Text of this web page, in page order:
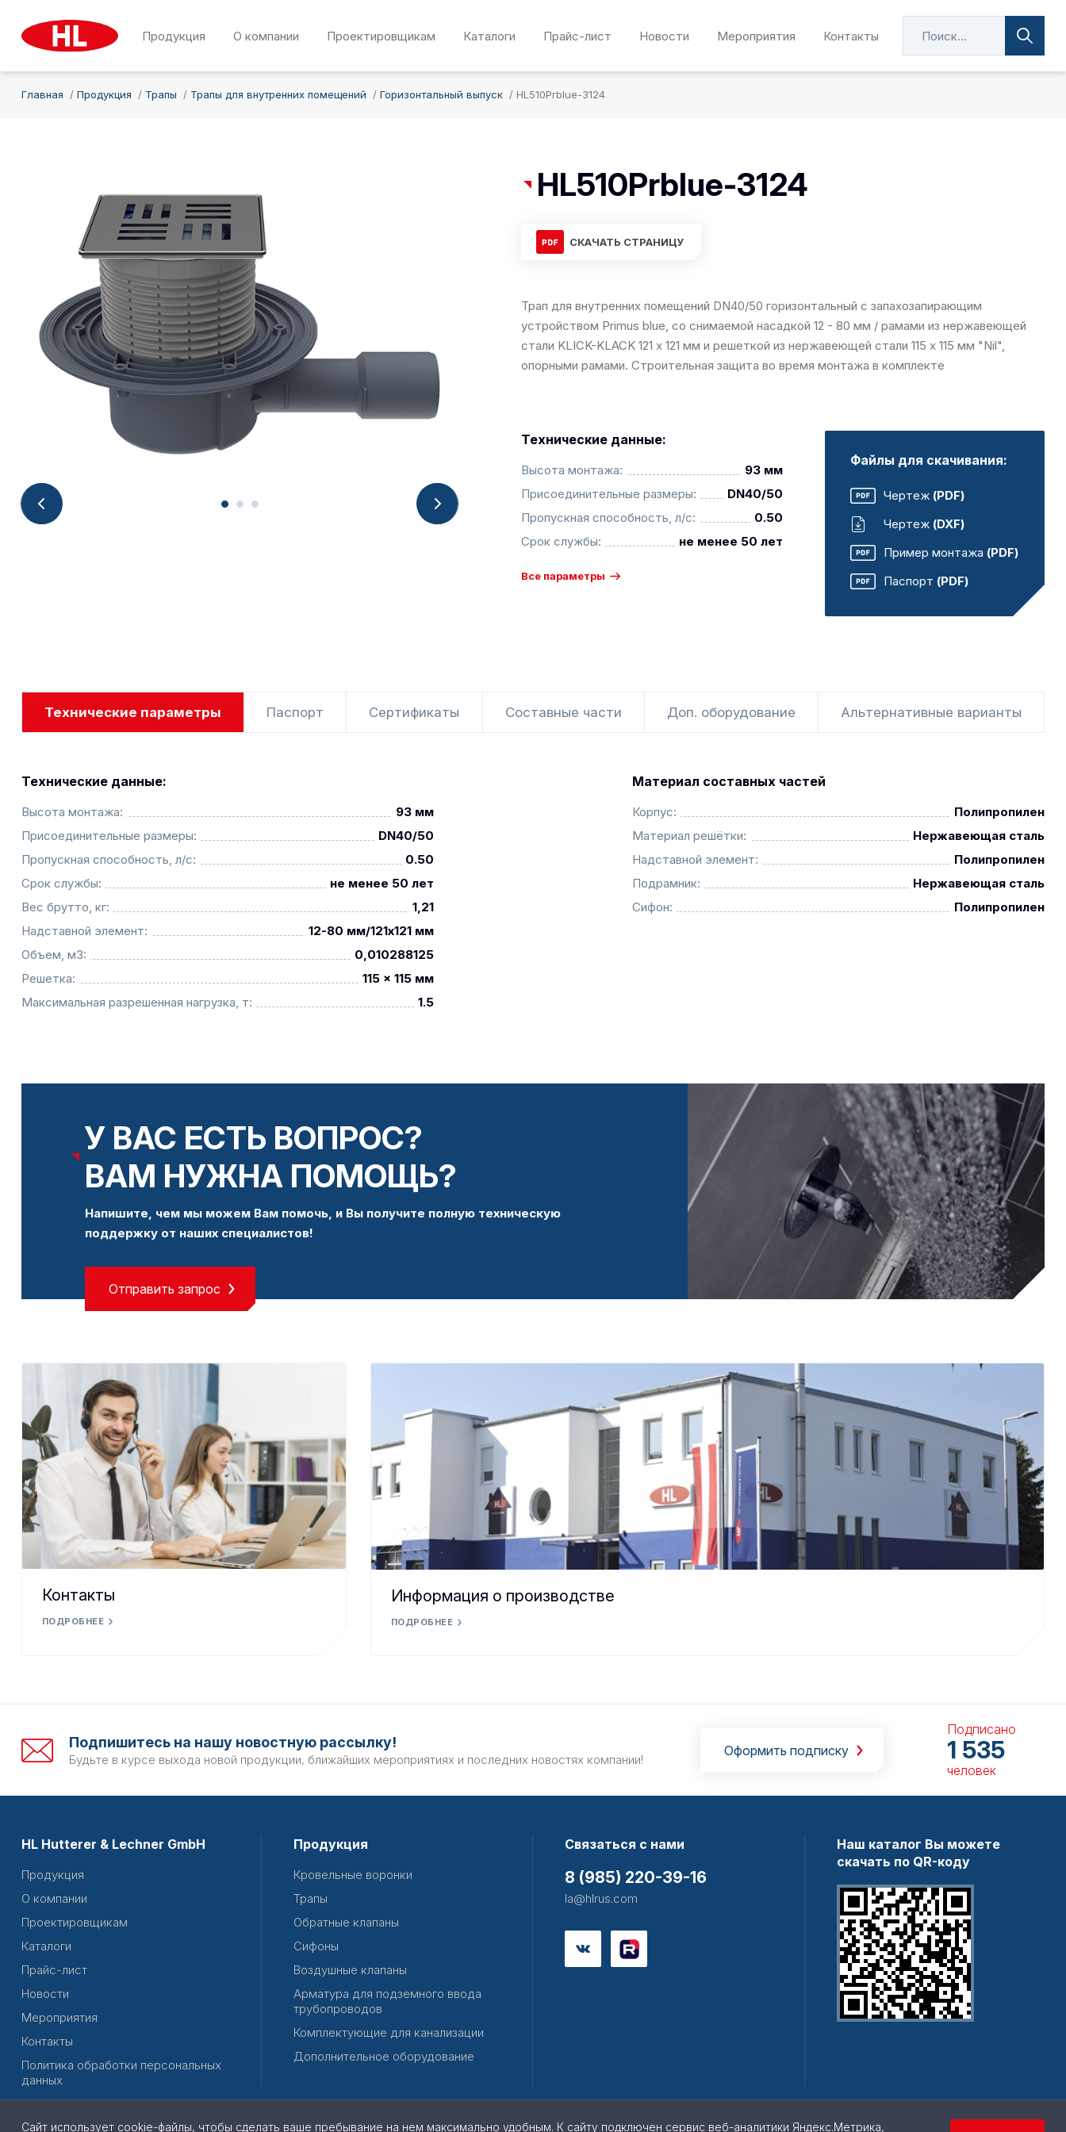
Продукция О компании Проектировщикам Каталоги Прайс-лист Новости Мероприятия Контакты
Главная Продукция Трапы Трапы для внутренних помещений Горизонтальный выпуск HL510Prblue-3124
HL510Prblue-3124
СКАЧАТЬ СТРАНИЦУ
Трап для внутренних помещений DN40/50 горизонтальный с запахозапирающим
устройством Primus blue, со снимаемой насадкой 12 - 80 мм / рамами из нержавеющей
стали KLICK-KLACK 121 х 121 мм и решеткой из нержавеющей стали 115 х 115 мм "Nil",
опорными рамами. Строительная защита во время монтажа в комплекте
Технические данные:
Высота монтажа:
93 мм
Присоединительные размеры:
DN40/50
Пропускная способность, л/с:
0.50
Срок службы:
не менее 50 лет
Все параметры
Файлы для скачивания:
Чертеж (PDF)
Чертеж (DXF)
Пример монтажа (PDF)
Паспорт (PDF)
Технические параметры Паспорт Сертификаты Составные части Доп. оборудование Альтернативные варианты
Технические данные:
Высота монтажа:
93 мм
Присоединительные размеры:
DN40/50
Пропускная способность, л/с:
0.50
Срок службы:
не менее 50 лет
Вес брутто, кг:
1,21
Надставной элемент:
12-80 мм/121x121 мм
Объем, м3:
0,010288125
Решетка:
115 x 115 мм
Максимальная разрешенная нагрузка, т:
1.5
Материал составных частей
Корпус:
Полипропилен
Материал решётки:
Нержавеющая сталь
Надставной элемент:
Полипропилен
Подрамник:
Нержавеющая сталь
Сифон:
Полипропилен
У ВАС ЕСТЬ ВОПРОС?
ВАМ НУЖНА ПОМОЩЬ?
Напишите, чем мы можем Вам помочь, и Вы получите полную техническую
поддержку от наших специалистов!
Отправить запрос
Контакты
ПОДРОБНЕЕ
Информация о производстве
ПОДРОБНЕЕ
Подпишитесь на нашу новостную рассылку!
Будьте в курсе выхода новой продукции, ближайших мероприятиях и последних новостях компании!
Оформить подписку
Подписано
1 535
человек
HL Hutterer & Lechner GmbH
Продукция
О компании
Проектировщикам
Каталоги
Прайс-лист
Новости
Мероприятия
Контакты
Политика обработки персональных
данных
Продукция
Кровельные воронки
Трапы
Обратные клапаны
Сифоны
Воздушные клапаны
Арматура для подземного ввода
трубопроводов
Комплектующие для канализации
Дополнительное оборудование
Связаться с нами
8 (985) 220-39-16
la@hlrus.com
Наш каталог Вы можете
скачать по QR-коду
Сайт использует cookie-файлы, чтобы сделать ваше пребывание на нем максимально удобным. К cайту подключен сервис веб-аналитики Яндекс.Метрика,